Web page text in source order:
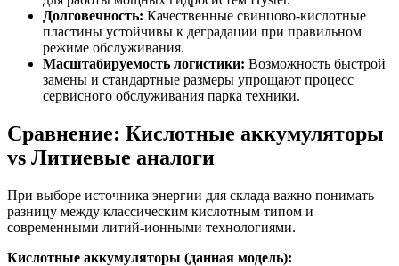
Долговечность: Качественные свинцово-кислотные
пластины устойчивы к деградации при правильном
режиме обслуживания.
Масштабируемость логистики: Возможность быстрой
замены и стандартные размеры упрощают процесс
сервисного обслуживания парка техники.
Сравнение: Кислотные аккумуляторы
vs Литиевые аналоги
При выборе источника энергии для склада важно понимать
разницу между классическим кислотным типом и
современными литий-ионными технологиями.
Кислотные аккумуляторы (данная модель):